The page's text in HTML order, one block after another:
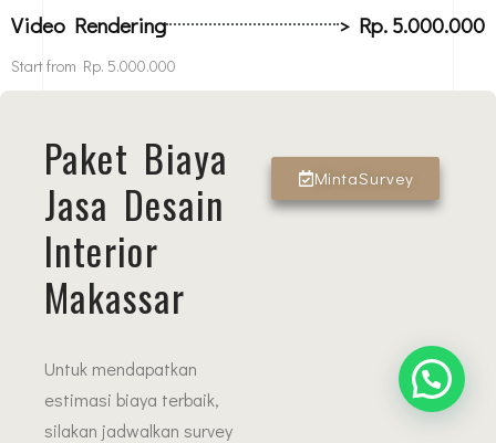
Video Rendering > Rp. 5.000.000
Start from Rp. 5.000.000
MintaSurvey
Paket Biaya
Jasa Desain
Interior
Makassar
Untuk mendapatkan
estimasi biaya terbaik,
silakan jadwalkan survey